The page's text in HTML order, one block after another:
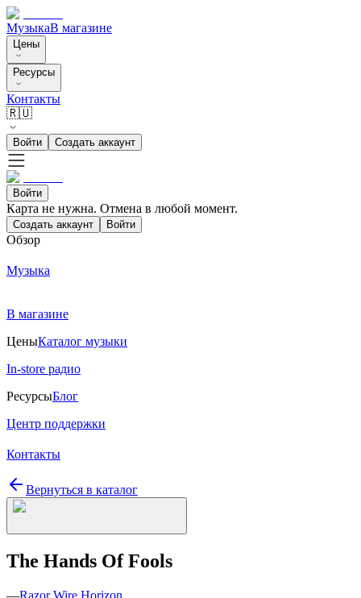
МузыкаВ магазине
Цены
Ресурсы
Контакты
🇷🇺
Войти Создать аккаунт
Войти
Карта не нужна. Отмена в любой момент.
Создать аккаунт Войти
Обзор
Музыка
В магазине
ЦеныКаталог музыки
In-store радио
РесурсыБлог
Центр поддержки
Контакты
Вернуться в каталог
The Hands Of Fools
—Razor Wire Horizon